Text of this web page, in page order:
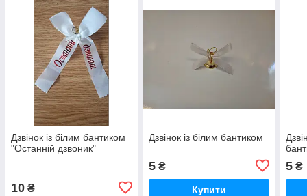
Дзвінок із білим бантиком
"Останній дзвоник"
10 ₴
Дзвінок із білим бантиком
5₴
Купити
5 ₴